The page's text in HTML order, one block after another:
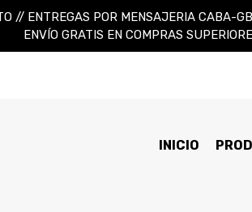
// ENTREGAS POR MENSAJERIA CABA-
ENVÍO GRATIS EN COMPRAS
INICIO